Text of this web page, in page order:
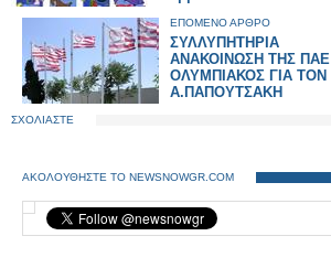
ΕΠΟΜΕΝΟ ΑΡΘΡΟ
ΣΥΛΛΥΠΗΤΗΡΙΑ
ΑΝΑΚΟΙΝΩΣΗ ΤΗΣ ΠΑΕ
ΟΛΥΜΠΙΑΚΟΣ ΓΙΑ ΤΟΝ
Α.ΠΑΠΟΥΤΣΑΚΗ
ΣΧΟΛΙΑΣΤΕ
ΑΚΟΛΟΥΘΗΣΤΕ ΤΟ NEWSNOWGR.COM